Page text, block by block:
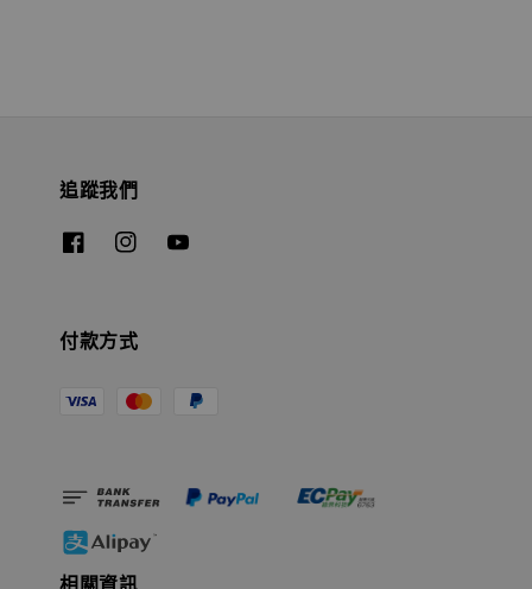
追蹤我們
付款方式